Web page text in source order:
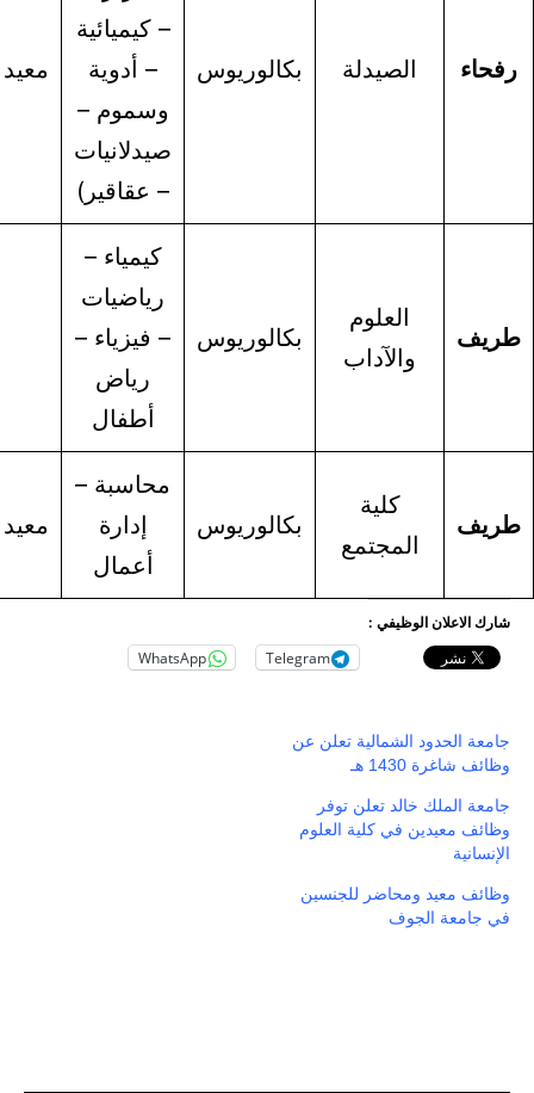
الصيدلة بكالوريوس
– أدوية
معيد معيدة
والآداب
بكالوريوس
– فيزياء –
ابتعاث
المجتمع
بكالوريوس
إدارة
معيد
معيدة
:
Telegram
WhatsApp
الشمالية تعلن عن
تعلن توفر
في كلية العلوم
للجنسين